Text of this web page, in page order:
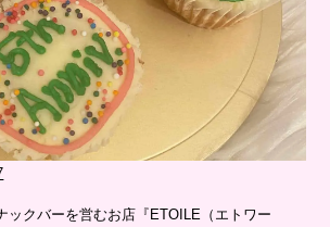
ックバーを営むお店『ETOILE（エトワー